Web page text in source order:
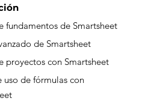
fundamentos de Smartsheet
de Smartsheet
proyectos con Smartsheet
uso de fórmulas con